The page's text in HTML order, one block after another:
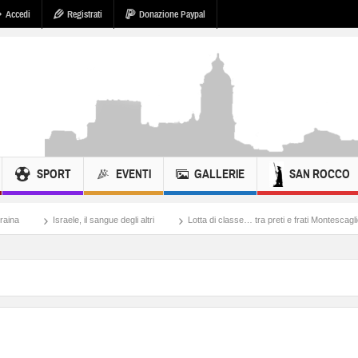
Accedi Registrati Donazione Paypal
SPORT EVENTI GALLERIE SAN ROCCO
il sangue degli altri Lotta di classe… tra preti e frati Montescaglioso